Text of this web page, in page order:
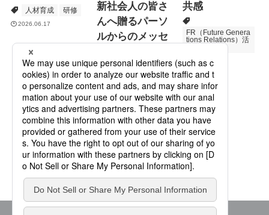
人材育成 研修
2026.06.17
新社会人の皆さ
んへ贈るパーソ
ルからのメッセ
Specialized Servic
es
プロモーション
共感
FR（Future Genera
tions Relations）活
次世代育成
2026.06.16